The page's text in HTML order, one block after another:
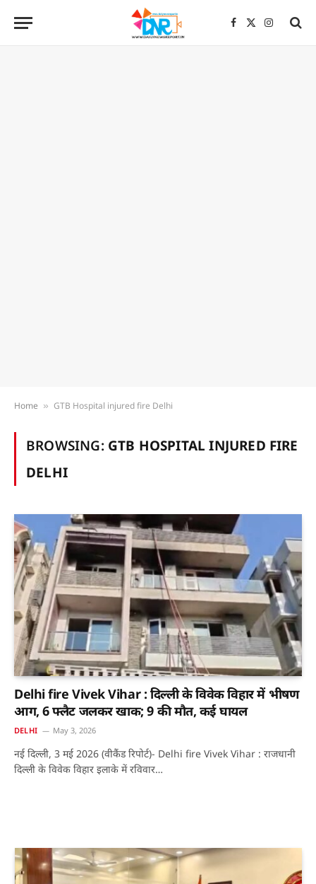
Facebook
X
Home » GTB Hospital injured fire Delhi
BROWSING: GTB HOSPITAL INJURED FIRE
DELHI
Delhi fire Vivek Vihar : दिल्ली के विवेक विहार में भीषण
आग, 6 फ्लैट जलकर खाक; 9 की मौत, कई घायल
DELHI May 3, 2026
नई दिल्ली, 3 मई 2026 (वीकैंड रिपोर्ट)- Delhi fire Vivek Vihar : राजधानी
दिल्ली के विवेक विहार इलाके में रविवार…